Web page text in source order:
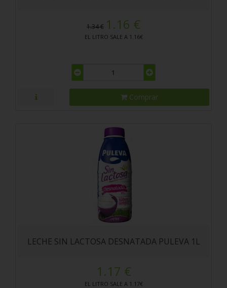
1.34 € 1.16 €
EL LITRO SALE A 1.16€
Comprar
LECHE SIN LACTOSA DESNATADA PULEVA 1L
1.17 €
EL LITRO SALE A 1.17€